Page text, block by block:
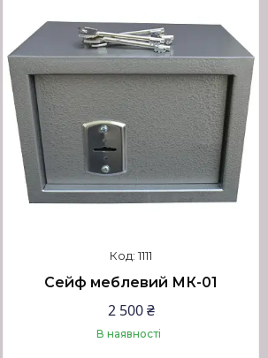
1111
Сейф меблевий МК-01
2 500 ₴
В наявності